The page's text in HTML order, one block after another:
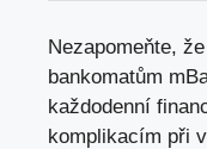
Nezapomeňte,
bankomatům
každodenní
komplikacím při